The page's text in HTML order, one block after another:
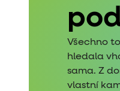
Všechno
hledala
sama. Z
vlastní